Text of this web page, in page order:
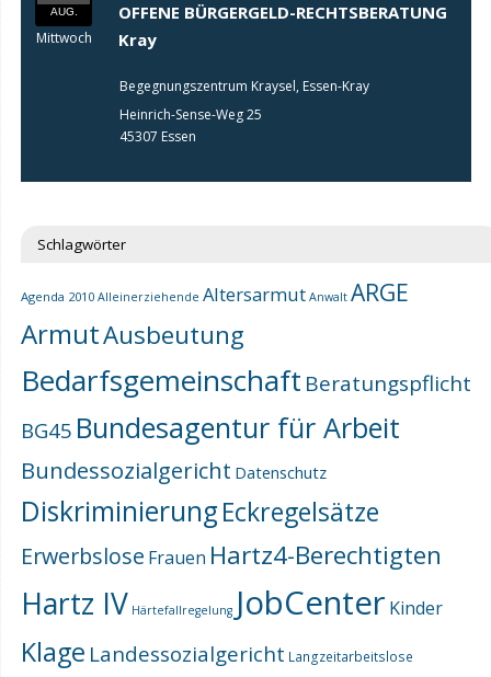
AUG.
Mittwoch
OFFENE BÜRGERGELD-RECHTSBERATUNG
Kray
Begegnungszentrum Kraysel, Essen-Kray
Heinrich-Sense-Weg 25
45307 Essen
Schlagwörter
Agenda 2010 Alleinerziehende Altersarmut Anwalt ARGE
ArmutAusbeutung
Bedarfsgemeinschaft Beratungspflicht
BG45 Bundesagentur für Arbeit
Bundessozialgericht Datenschutz
DiskriminierungEckregelsätze
Erwerbslose Frauen Hartz4-Berechtigten
Hartz IV Härtefallregelung JobCenter Kinder
Klage Landessozialgericht Langzeitarbeitslose